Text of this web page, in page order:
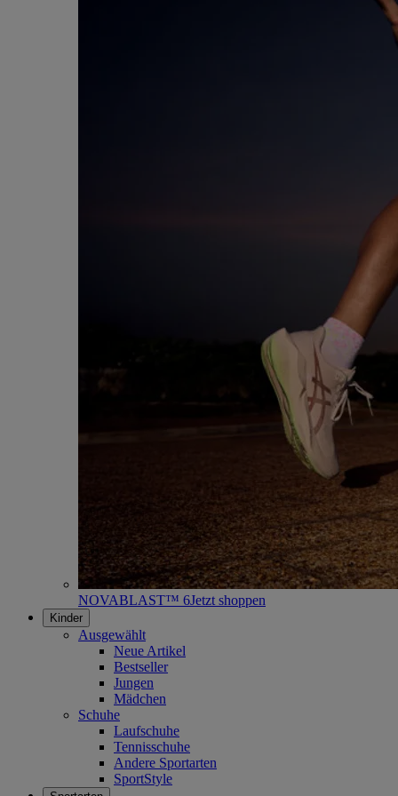
NOVABLAST™ 6Jetzt shoppen
Kinder
Ausgewählt
Neue Artikel
Bestseller
Jungen
Mädchen
Schuhe
Laufschuhe
Tennisschuhe
Andere Sportarten
SportStyle